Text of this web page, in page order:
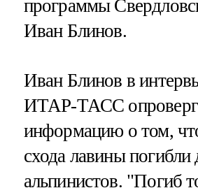
программы
Иван Блинов.
Иван Блинов в
ИТАР-ТАСС опроверг
информацию о том,
схода лавины погибли
альпинистов. "Погиб